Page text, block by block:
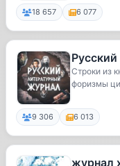
18 657 6 077
Строки из
форизмы
9 306 6 013
журнал